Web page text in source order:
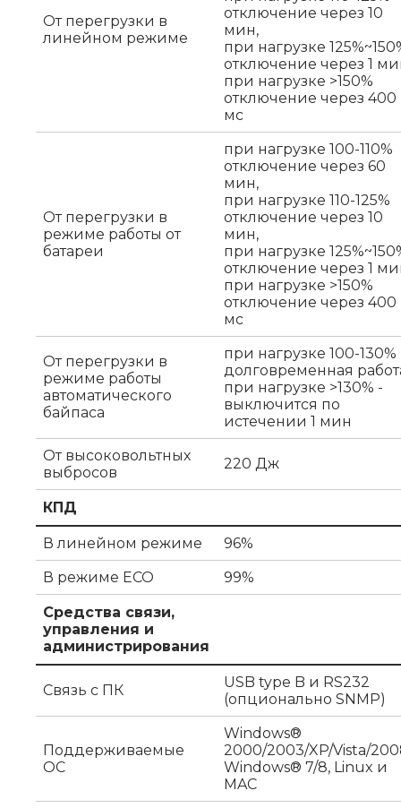
От перегрузки в
линейном режиме
отключение через 10
мин,
при нагрузке
отключение через 1
при нагрузке >150%
отключение через 400
мс
От перегрузки в
режиме работы от
батареи
при нагрузке 100-110%
отключение через 60
мин,
при нагрузке 110-125%
отключение через 10
мин,
при нагрузке
отключение через 1
при нагрузке >150%
отключение через 400
мс
От перегрузки в
режиме работы
автоматического
байпаса
при нагрузке 100-130%
долговременная
при нагрузке >130% -
выключится по
истечении 1 мин
От высоковольтных
выбросов
220 Дж
КПД
В линейном режиме
96%
В режиме ECO
99%
Средства связи,
управления и
администрирования
Связь с ПК
USB type B и RS232
(опционально SNMP)
Поддерживаемые
ОС
Windows®
2000/2003/XP/Vista/
Windows® 7/8, Linux и
MAC